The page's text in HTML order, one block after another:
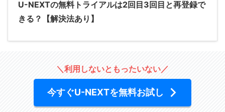
U-NEXTの無料トライアルは2回目3回目と再登録で
きる？【解決法あり】
＼利用しないともったいない／
今すぐU-NEXTを無料お試し